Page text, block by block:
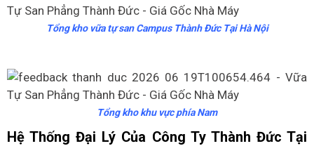
Tổng kho vữa tự san Campus Thành Đức Tại Hà Nội
Tổng kho khu vực phía Nam
Hệ Thống Đại Lý Của Công Ty Thành Đức Tại